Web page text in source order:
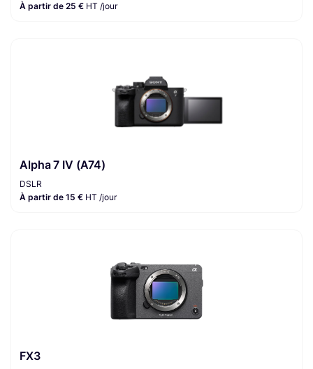
À partir de 25 € HT /jour
Alpha 7 IV (A74)
DSLR
À partir de 15 € HT /jour
FX3